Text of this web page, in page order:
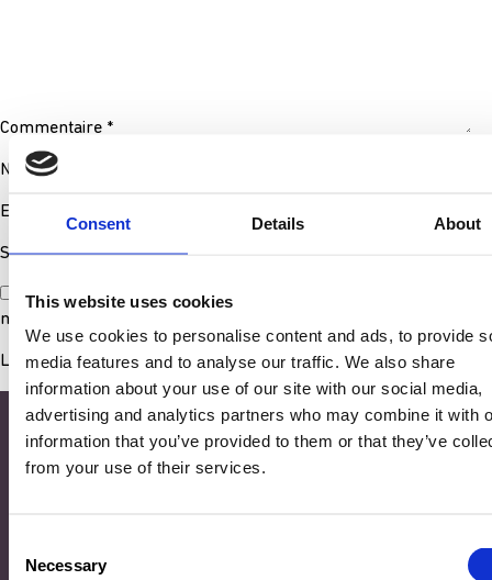
Consent Details About
This website uses cookies
We use cookies to personalise content and ads, to provide
media features and to analyse our traffic. We also share
information about your use of our site with our social media,
advertising and analytics partners who may combine it with
information that you’ve provided to them or that they’ve
from your use of their services.
Selection
Necessary
Commentaire *
Nom*
E-mail
Site web
Enregistrer mon nom, mon e-mail et mon site dans le
navigateur pour mon prochain commentaire.